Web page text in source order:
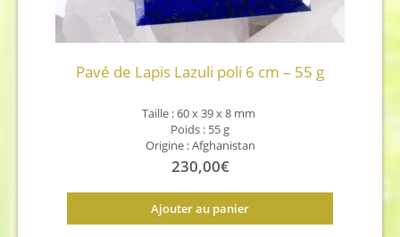
Pavé de Lapis Lazuli poli 6 cm – 55 g
Taille : 60 x 39 x 8 mm
Poids : 55 g
Origine : Afghanistan
230,00€
Ajouter au panier